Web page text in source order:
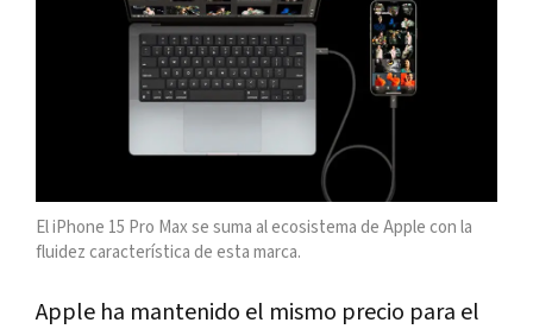
El iPhone 15 Pro Max se suma al ecosistema de Apple con la
fluidez característica de esta marca.
Apple ha mantenido el mismo precio para el